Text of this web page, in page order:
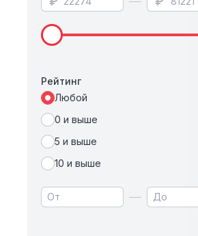
Рейтинг
Любой
0 и выше
5 и выше
10 и выше